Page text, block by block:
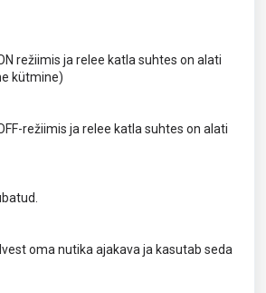
režiimis ja relee katla suhtes on alati
kütmine)
režiimis ja relee katla suhtes on alati
oma nutika ajakava ja kasutab seda